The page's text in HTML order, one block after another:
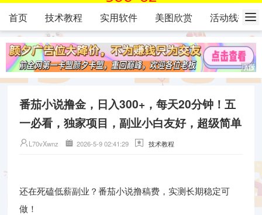
首页 技术教程 实用软件 美图欣赏 活动线报
番茄小说撸金，日入300+，每天20分钟！五
一必看，独家项目，副业小白友好，超级简单
L70vXwnz 2026-5-9 02:41:29 技术教程
还在死磕低薪副业？番茄小说撸稿费，实测长期稳定可
做！